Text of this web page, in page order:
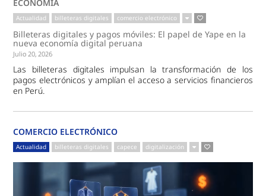
ECONOMÍA
Actualidad billeteras digitales comercio electrónico
Billeteras digitales y pagos móviles: El papel de Yape en la
nueva economía digital peruana
Julio 20, 2026
Las billeteras digitales impulsan la transformación de los
pagos electrónicos y amplían el acceso a servicios financieros
en Perú.
COMERCIO ELECTRÓNICO
Actualidad billeteras digitales capece digitalización